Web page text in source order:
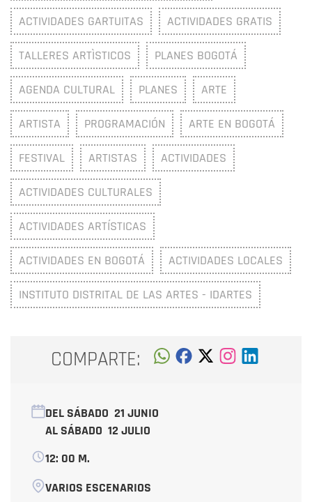
ACTIVIDADES GARTUITAS ACTIVIDADES GRATIS
TALLERES ARTÌSTICOS PLANES BOGOTÁ
AGENDA CULTURAL PLANES ARTE
ARTISTA PROGRAMACIÓN ARTE EN BOGOTÁ
FESTIVAL ARTISTAS ACTIVIDADES
ACTIVIDADES CULTURALES
ACTIVIDADES ARTÍSTICAS
ACTIVIDADES EN BOGOTÁ ACTIVIDADES LOCALES
INSTITUTO DISTRITAL DE LAS ARTES - IDARTES
COMPARTE:
DEL SÁBADO 21 JUNIO
AL SÁBADO 12 JULIO
12: 00 M.
VARIOS ESCENARIOS